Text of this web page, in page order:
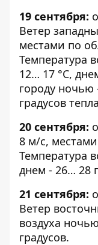
19 сентября:
Ветер
местами по
Температура
12… 17 °С,
городу ночью
градусов
20 сентября:
8 м/с,
Температура
днем - ​​26… 28
21 сентября:
Ветер
воздуха
градусов.